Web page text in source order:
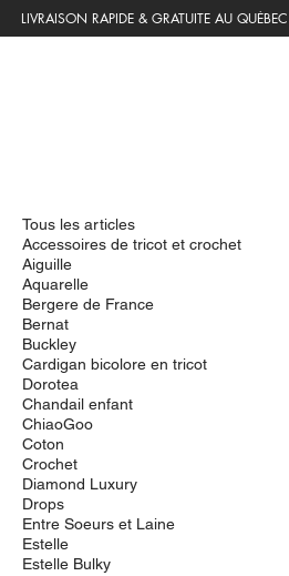
Tous les articles
Accessoires de tricot et crochet
Aiguille
Aquarelle
Bergere de France
Bernat
Buckley
Cardigan bicolore en tricot
Dorotea
Chandail enfant
ChiaoGoo
Coton
Crochet
Diamond Luxury
Drops
Entre Soeurs et Laine
Estelle
Estelle Bulky